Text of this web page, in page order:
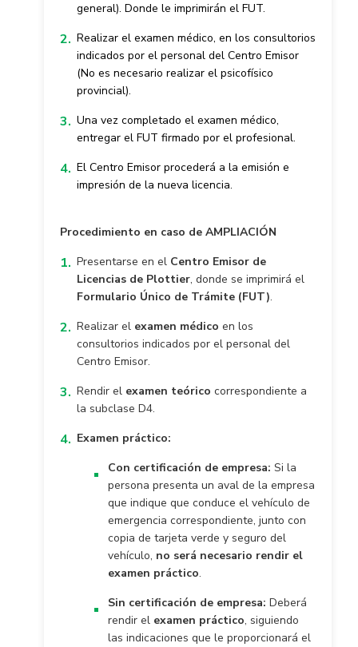
general). Donde le imprimirán el FUT.
Realizar el examen médico, en los consultorios
indicados por el personal del Centro Emisor
(No es necesario realizar el psicofísico
provincial).
Una vez completado el examen médico,
entregar el FUT firmado por el profesional.
El Centro Emisor procederá a la emisión e
impresión de la nueva licencia.
Procedimiento en caso de AMPLIACIÓN
Presentarse en el Centro Emisor de
Licencias de Plottier, donde se imprimirá el
Formulario Único de Trámite (FUT).
Realizar el examen médico en los
consultorios indicados por el personal del
Centro Emisor.
Rendir el examen teórico correspondiente a
la subclase D4.
Examen práctico:
Con certificación de empresa: Si la
persona presenta un aval de la empresa
que indique que conduce el vehículo de
emergencia correspondiente, junto con
copia de tarjeta verde y seguro del
vehículo, no será necesario rendir el
examen práctico.
Sin certificación de empresa: Deberá
rendir el examen práctico, siguiendo
las indicaciones que le proporcionará el